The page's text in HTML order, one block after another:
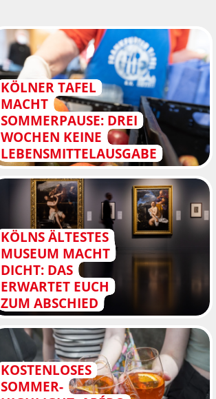
KÖLNER TAFEL
MACHT
SOMMERPAUSE: DREI
WOCHEN KEINE
LEBENSMITTELAUSGABE
KÖLNS ÄLTESTES
MUSEUM MACHT
DICHT: DAS
ERWARTET EUCH
ZUM ABSCHIED
KOSTENLOSES
SOMMER-